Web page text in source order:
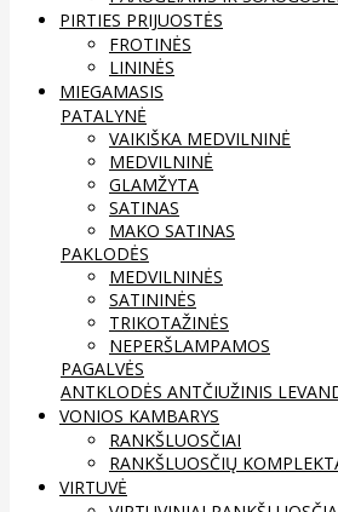
PIRTIES PRIJUOSTĖS
FROTINĖS
LININĖS
MIEGAMASIS
PATALYNĖ
VAIKIŠKA MEDVILNINĖ
MEDVILNINĖ
GLAMŽYTA
SATINAS
MAKO SATINAS
PAKLODĖS
MEDVILNINĖS
SATININĖS
TRIKOTAŽINĖS
NEPERŠLAMPAMOS
PAGALVĖS
ANTKLODĖS ANTČIUŽINIS
VONIOS KAMBARYS
RANKŠLUOSČIAI
RANKŠLUOSČIŲ
VIRTUVĖ